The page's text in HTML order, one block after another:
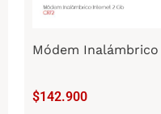
Módem
$142.900